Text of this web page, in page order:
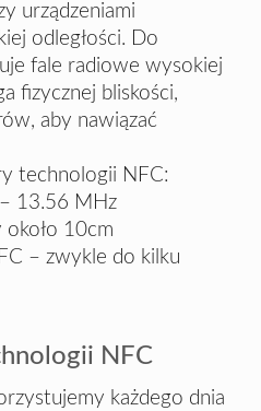
urządzeniami
odległości. Do
fale radiowe wysokiej
fizycznej bliskości,
aby nawiązać
technologii NFC:
13.56 MHz
około 10cm
– zwykle do kilku
NFC
każdego dnia